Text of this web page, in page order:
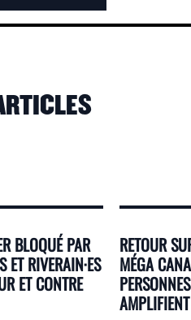
BLOQUÉ PAR
ET RIVERAIN·ES
ET CONTRE
RETOUR
MÉGA